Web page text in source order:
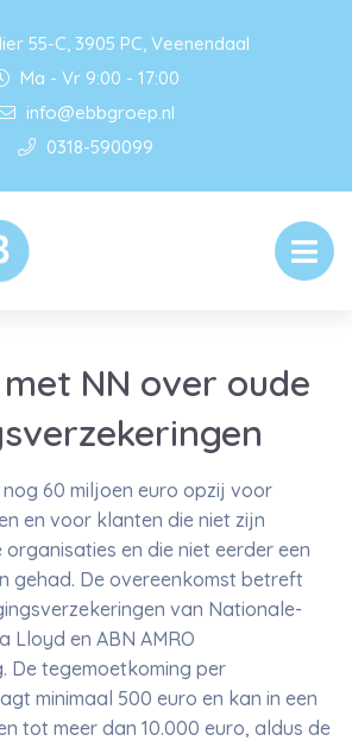
55-C, 3905 PC, Veenendaal
Ma - Vr 9:00 - 17:00
info@ebbgroep.nl
0318-590099
NN over oude
60 miljoen euro opzij voor
en voor klanten die niet zijn
en die niet eerder een
gehad. De overeenkomst betreft
van Nationale-
Lloyd en ABN AMRO
De tegemoetkoming per
minimaal 500 euro en kan in een
tot meer dan 10.000 euro, aldus de